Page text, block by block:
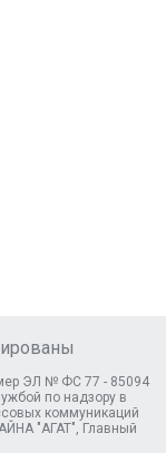
ЭЛ № ФС 77 - 85094
по надзору в
коммуникаций
"АГАТ", Главный